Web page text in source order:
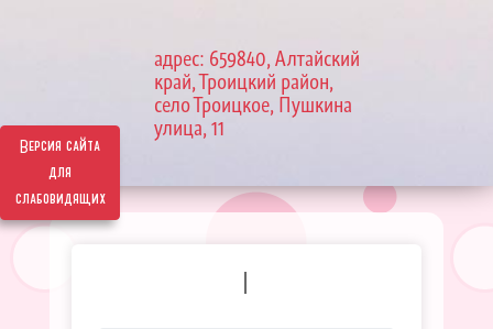
Версия сайта
для
слабовидящих
адрес: 659840, Алтайский
край, Троицкий район,
село Троицкое, Пушкина
улица, 11
I